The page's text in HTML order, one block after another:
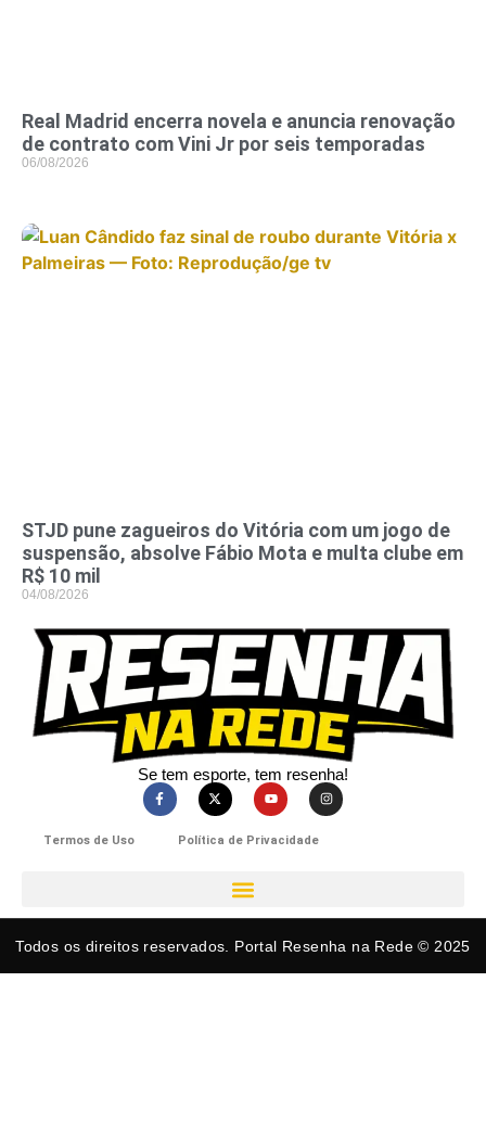
Real Madrid encerra novela e anuncia renovação
de contrato com Vini Jr por seis temporadas
06/08/2026
STJD pune zagueiros do Vitória com um jogo de
suspensão, absolve Fábio Mota e multa clube em
R$ 10 mil
04/08/2026
Se tem esporte, tem resenha!​
Termos de Uso Política de Privacidade
Todos os direitos reservados. Portal Resenha na Rede © 2025